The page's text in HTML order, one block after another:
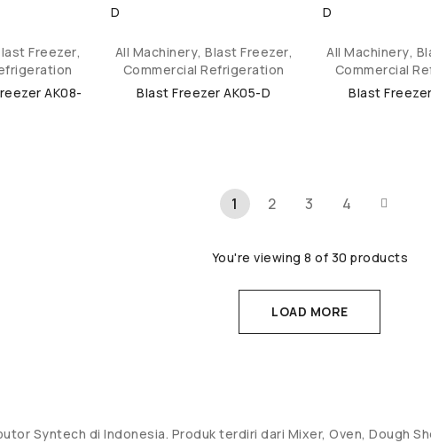
Freezer,
AK08-
All Machinery,Blast Freezer,
Commercial Refrigeration
Blast Freezer AK05-D
All Machinery,
Commercial
Blast
1 2 3 4
LOAD MORE
You're viewing 8 of 30 products
Syntech di Indonesia. Produk terdiri dari Mixer, Oven, Dough